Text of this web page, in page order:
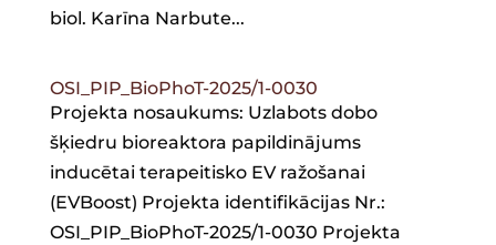
biol. Karīna Narbute...
OSI_PIP_BioPhoT-2025/1-0030
Projekta nosaukums: Uzlabots dobo
šķiedru bioreaktora papildinājums
inducētai terapeitisko EV ražošanai
(EVBoost) Projekta identifikācijas Nr.:
OSI_PIP_BioPhoT-2025/1-0030 Projekta